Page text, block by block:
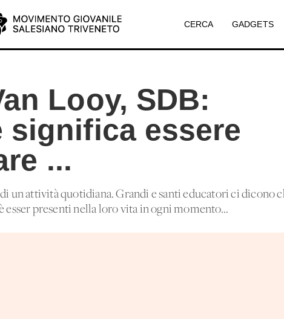
CERCA GADGETS
Looy, SDB:
significa essere
...
un'attività quotidiana. Grandi e santi educatori ci dicono
presenti nella loro vita in ogni momento...